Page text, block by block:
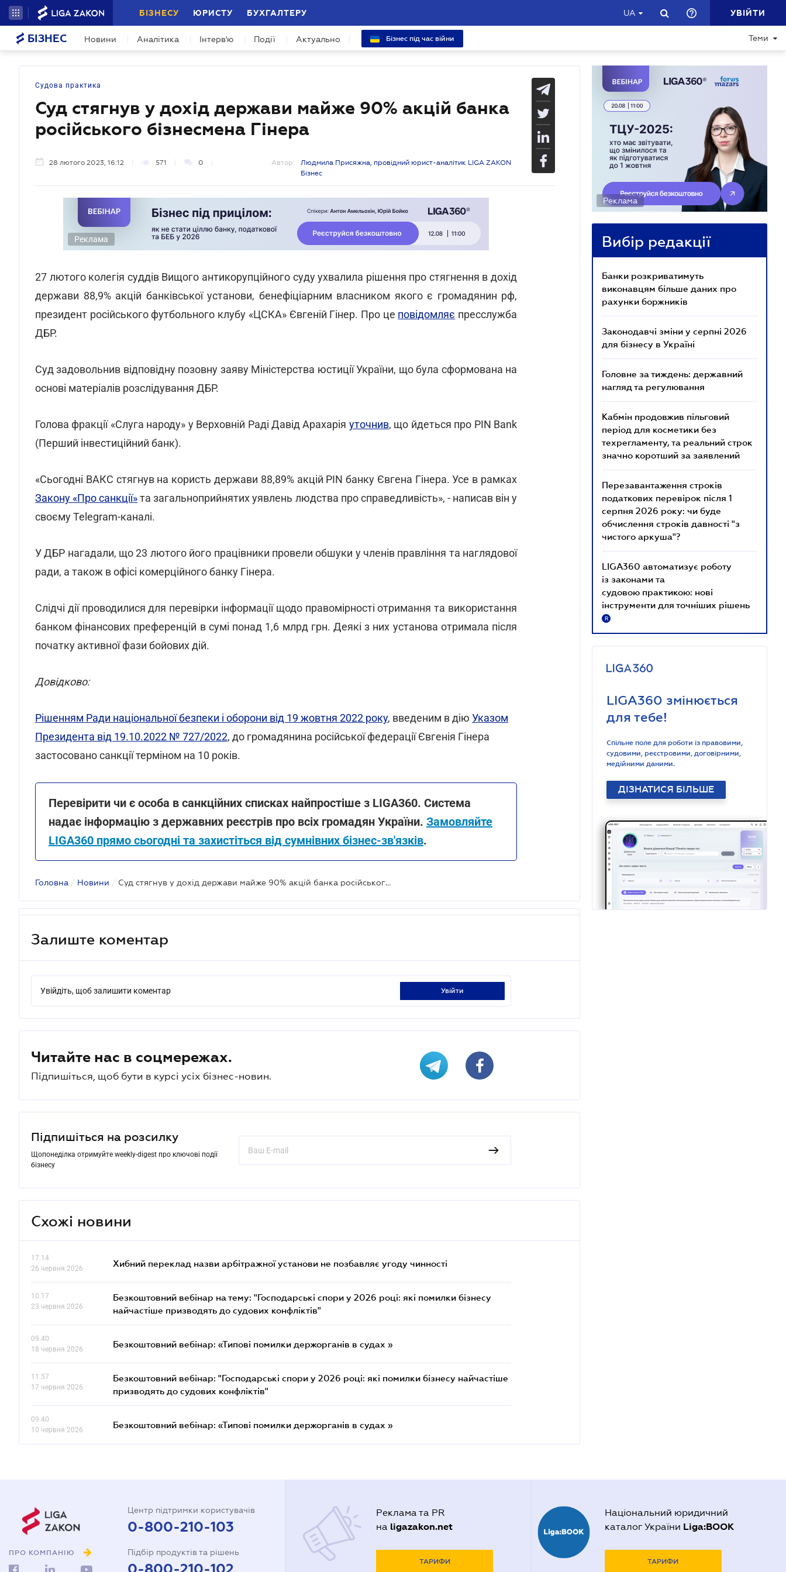
БІЗНЕСУ ЮРИСТУ БУХГАЛТЕРУ UA УВІЙТИ
БІЗНЕС Новини Аналітика Інтерв'ю Події Актуально Бізнес під час війни Теми
Судова практика
Суд стягнув у дохід держави майже 90% акцій банка
російського бізнесмена Гінера
28 лютого 2023, 16:12 571 0 Автор:
Людмила Присяжна, провідний юрист-аналітик LIGA ZAKON
Бізнес
Реклама
27 лютого колегія суддів Вищого антикорупційного суду ухвалила рішення про стягнення в дохід
держави 88,9% акцій банківської установи, бенефіціарним власником якого є громадянин рф,
президент російського футбольного клубу «ЦСКА» Євгеній Гінер. Про це повідомляє пресслужба
ДБР.
Суд задовольнив відповідну позовну заяву Міністерства юстиції України, що була сформована на
основі матеріалів розслідування ДБР.
Голова фракції «Слуга народу» у Верховній Раді Давід Арахарія уточнив, що йдеться про PIN Bank
(Перший інвестиційний банк).
«Сьогодні ВАКС стягнув на користь держави 88,89% акцій PIN банку Євгена Гінера. Усе в рамках
Закону «Про санкції»та загальноприйнятих уявлень людства про справедливість», - написав він у
своєму Telegram-каналі.
У ДБР нагадали, що 23 лютого його працівники провели обшуки у членів правління та наглядової
ради, а також в офісі комерційного банку Гінера.
Слідчі дії проводилися для перевірки інформації щодо правомірності отримання та використання
банком фінансових преференцій в сумі понад 1,6 млрд грн. Деякі з них установа отримала після
початку активної фази бойових дій.
Довідково:
Рішенням Ради національної безпеки і оборони від 19 жовтня 2022 року, введеним в дію Указом
Президента від 19.10.2022 № 727/2022, до громадянина російської федерації Євгенія Гінера
застосовано санкції терміном на 10 років.
Перевірити чи є особа в санкційних списках найпростіше з LIGA360. Система
надає інформацію з державних реєстрів про всіх громадян України. Замовляйте
LIGA360 прямо сьогодні та захистіться від сумнівних бізнес-зв'язків.
Головна / Новини / Суд стягнув у дохід держави майже 90% акцій банка російського бізнесмена Гінера
Залиште коментар
Увійдіть, щоб залишити коментар увійти
Читайте нас в соцмережах.
Підпишіться, щоб бути в курсі усіх бізнес-новин.
Підпишіться на розсилку
Щопонеділка отримуйте weekly-digest про ключові події
бізнесу
Схожі новини
17.14
26 червня 2026
Хибний переклад назви арбітражної установи не позбавляє угоду чинності
10.17
23 червня 2026
Безкоштовний вебінар на тему: "Господарські спори у 2026 році: які помилки бізнесу
найчастіше призводять до судових конфліктів"
09.40
18 червня 2026
Безкоштовний вебінар: «Типові помилки держорганів в судах »
11.57
17 червня 2026
Безкоштовний вебінар: "Господарські спори у 2026 році: які помилки бізнесу найчастіше
призводять до судових конфліктів"
09.40
10 червня 2026
Безкоштовний вебінар: «Типові помилки держорганів в судах »
Реклама
Вибір редакції
Банки розкриватимуть
виконавцям більше даних про
рахунки боржників
Законодавчі зміни у серпні 2026
для бізнесу в Україні
Головне за тиждень: державний
нагляд та регулювання
Кабмін продовжив пільговий
період для косметики без
техрегламенту, та реальний строк
значно коротший за заявлений
Перезавантаження строків
податкових перевірок після 1
серпня 2026 року: чи буде
обчислення строків давності "з
чистого аркуша"?
LIGA360 автоматизує роботу
із законами та
судовою практикою: нові
інструменти для точніших рішень
R
LIGA360 змінюється
для тебе!
Спільне поле для роботи із правовими,
судовими, реєстровими, договірними,
медійними даними.
ДІЗНАТИСЯ БІЛЬШЕ
ПРО КОМПАНІЮ
Центр підтримки користувачів
0-800-210-103
Підбір продуктів та рішень
0-800-210-102
Реклама та PR
на ligazakon.net
ТАРИФИ
Національний юридичний
каталог України Liga:BOOK
ТАРИФИ